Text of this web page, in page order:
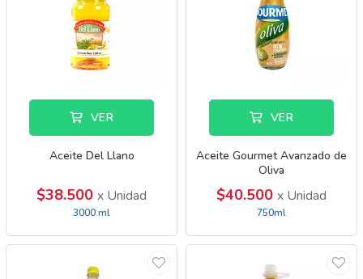
VER
Aceite Del Llano
$38.500 x Unidad
3000 ml
VER
Aceite Gourmet Avanzado de
Oliva
$40.500 x Unidad
750ml